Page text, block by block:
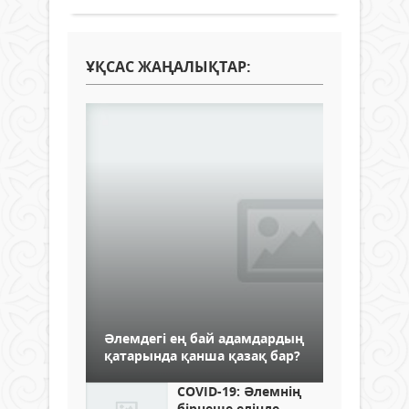
ҰҚСАС ЖАҢАЛЫҚТАР:
Әлемдегі ең бай адамдардың
қатарында қанша қазақ бар?
COVID-19: Әлемнің